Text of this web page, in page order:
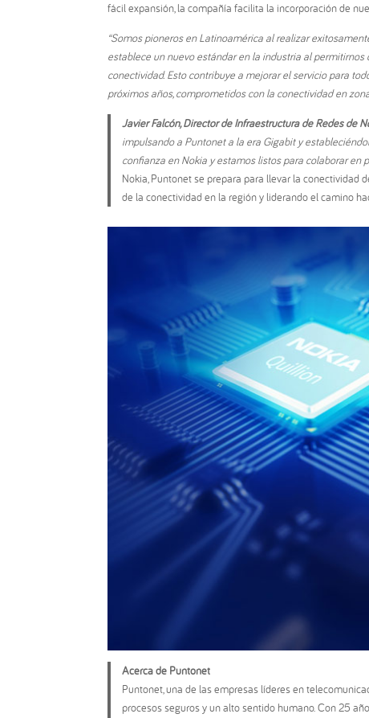
fácil expansión, la compañía facilita la incorporación de
“Somos pioneros en Latinoamérica al realizar
establece un nuevo estándar en la industria al
conectividad. Esto contribuye a mejorar el servicio para
próximos años, comprometidos con la conectividad en
Javier Falcón, Director de Infraestructura de Redes de
impulsando a Puntonet a la era Gigabit y
confianza en Nokia y estamos listos para colaborar en
Nokia, Puntonet se prepara para llevar la conectividad
de la conectividad en la región y liderando el camino
Acerca de Puntonet
Puntonet, una de las empresas líderes en
procesos seguros y un alto sentido humano. Con 25